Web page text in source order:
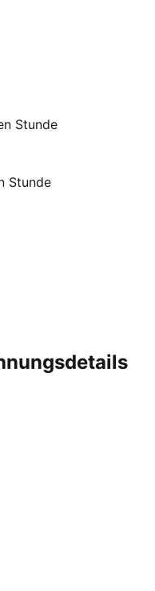
Stunde
Stunde